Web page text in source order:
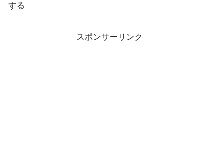
する
スポンサーリンク